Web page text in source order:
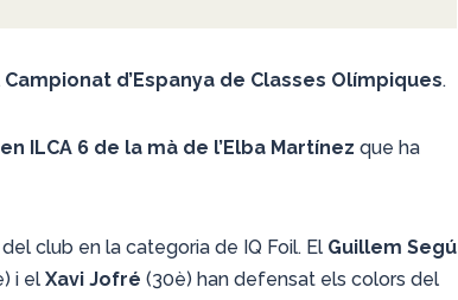
Campionat d’Espanya de Classes Olímpiques.
ILCA 6 de la mà de l’Elba Martínez que ha
club en la categoria de IQ Foil. El Guillem Segú
i el Xavi Jofré (30è) han defensat els colors del